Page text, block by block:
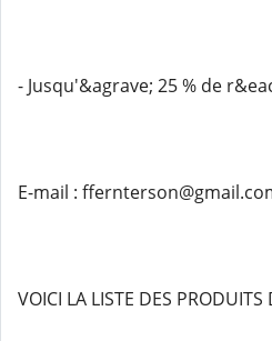
- Jusqu'&agrave; 25 % de
E-mail :
VOICI LA LISTE DES PRODUITS